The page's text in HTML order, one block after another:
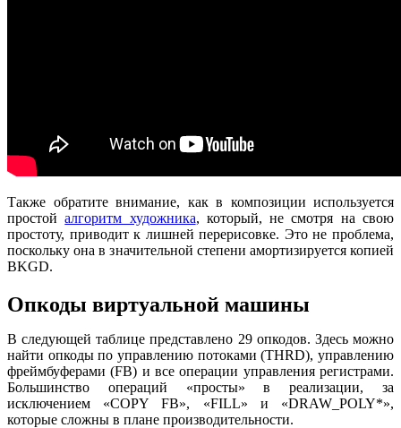
Также обратите внимание, как в композиции используется
простойалгоритм художника, который, не смотря на свою
простоту, приводит к лишней перерисовке. Это не проблема,
поскольку она в значительной степени амортизируется копией
BKGD.
Опкоды виртуальной машины
В следующей таблице представлено 29 опкодов. Здесь можно
найти опкоды по управлению потоками (THRD), управлению
фреймбуферами (FB) и все операции управления регистрами.
Большинство операций «просты» в реализации, за
исключением «COPY FB», «FILL» и «DRAW_POLY*»,
которые сложны в плане производительности.